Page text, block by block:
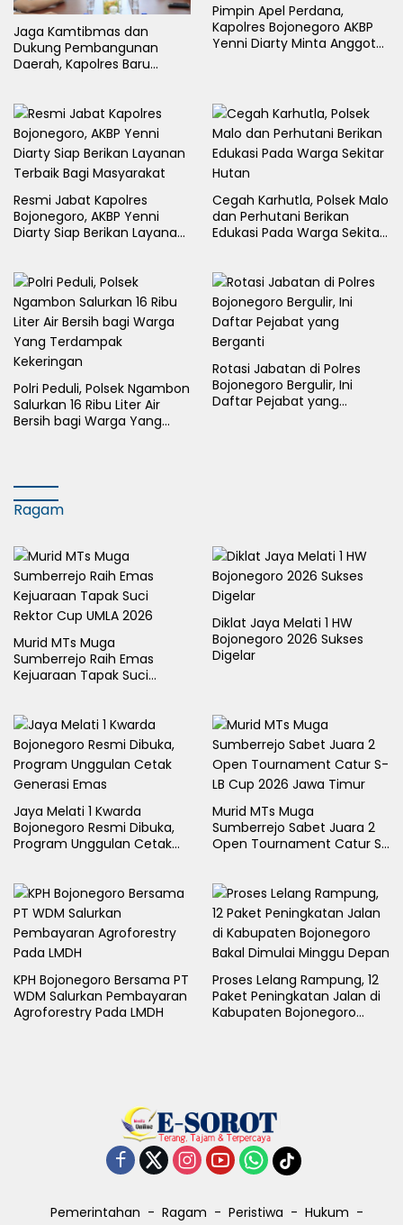
Jaga Kamtibmas dan
Dukung Pembangunan
Daerah, Kapolres Baru
Pimpin Apel Perdana,
Kapolres Bojonegoro AKBP
Yenni Diarty Minta Anggota
Resmi Jabat Kapolres
Bojonegoro, AKBP Yenni
Diarty Siap Berikan Layanan
Cegah Karhutla, Polsek Malo
dan Perhutani Berikan
Edukasi Pada Warga Sekitar
Polri Peduli, Polsek Ngambon
Salurkan 16 Ribu Liter Air
Bersih bagi Warga Yang
Rotasi Jabatan di Polres
Bojonegoro Bergulir, Ini
Daftar Pejabat yang
Ragam
Murid MTs Muga
Sumberrejo Raih Emas
Kejuaraan Tapak Suci
Diklat Jaya Melati 1 HW
Bojonegoro 2026 Sukses
Digelar
Jaya Melati 1 Kwarda
Bojonegoro Resmi Dibuka,
Program Unggulan Cetak
Murid MTs Muga
Sumberrejo Sabet Juara 2
Open Tournament Catur S-
KPH Bojonegoro Bersama PT
WDM Salurkan Pembayaran
Agroforestry Pada LMDH
Proses Lelang Rampung, 12
Paket Peningkatan Jalan di
Kabupaten Bojonegoro
Pemerintahan Ragam Peristiwa
Hukum